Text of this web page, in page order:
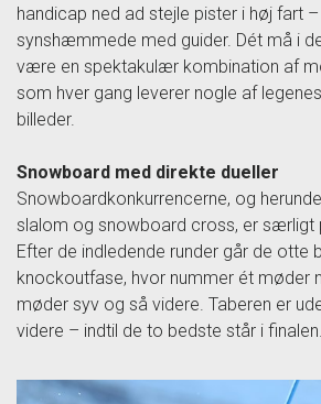
handicap ned ad stejle pister i høj fart
synshæmmede med guider. Dét må i
være en spektakulær kombination af
som hver gang leverer nogle af
billeder.
Snowboard med direkte dueller
Snowboardkonkurrencerne, og
slalom og snowboard cross, er særligt
Efter de indledende runder går de otte
knockoutfase, hvor nummer ét møder
møder syv og så videre. Taberen er
videre – indtil de to bedste står i finalen.